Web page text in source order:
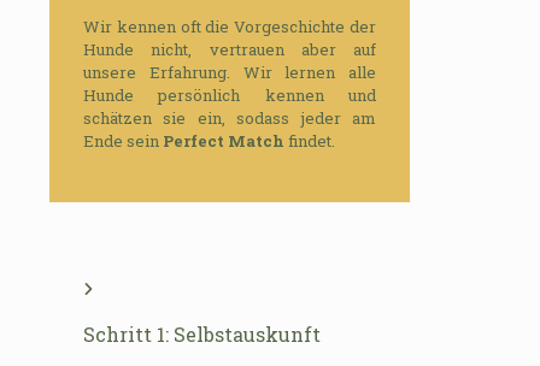
Wir kennen oft die Vorgeschichte der
Hunde nicht, vertrauen aber auf
unsere Erfahrung. Wir lernen alle
Hunde persönlich kennen und
schätzen sie ein, sodass jeder am
Ende sein Perfect Match findet.
Schritt 1: Selbstauskunft